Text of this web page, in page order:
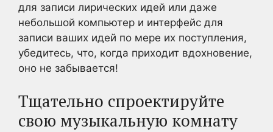
для записи лирических идей или даже
небольшой компьютер и интерфейс для
записи ваших идей по мере их поступления,
убедитесь, что, когда приходит вдохновение,
оно не забывается!
Тщательно спроектируйте
свою музыкальную комнату